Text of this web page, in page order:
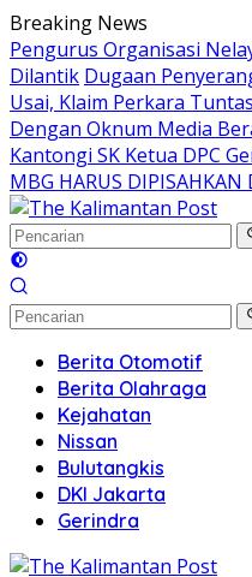
Langsung
ke
konten
Breaking News
Pengurus Organisasi
Dilantik Dugaan
Usai, Klaim Perkara
Dengan Oknum Media
Kantongi SK Ketua DPC
MBG HARUS DIPISAHKAN
Berita Otomotif
Berita Olahraga
Kejahatan
Nissan
Bulutangkis
DKI Jakarta
Gerindra